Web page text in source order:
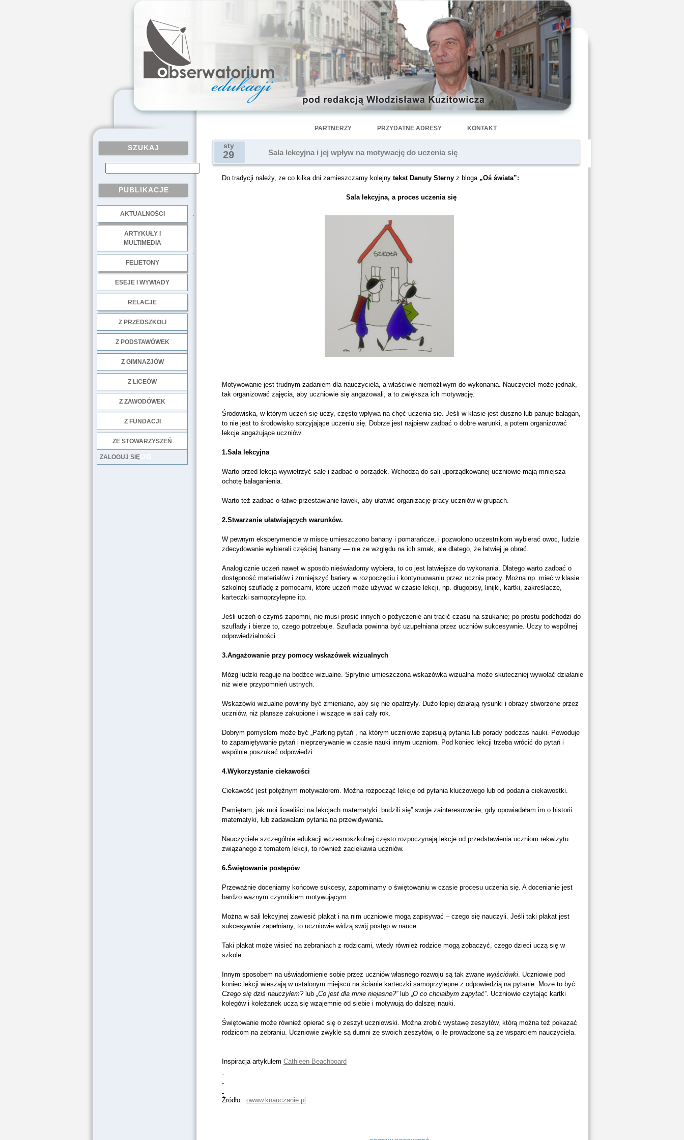
PARTNERZY PRZYDATNE ADRESY KONTAKT
SZUKAJ
PUBLIKACJE
AKTUALNOŚCI
ARTYKUŁY I
MULTIMEDIA
FELIETONY
ESEJE I WYWIADY
RELACJE
Z PRZEDSZKOLI
Z PODSTAWÓWEK
Z GIMNAZJÓW
Z LICEÓW
Z ZAWODÓWEK
Z FUNDACJI
ZE STOWARZYSZEŃ
LOG
ZALOGUJ SIĘ
sty
29 Sala lekcyjna i jej wpływ na motywację do uczenia się
Do tradycji należy, ze co kilka dni zamieszczamy kolejny tekst Danuty Sternyz bloga „Oś świata”:
Sala lekcyjna, a proces uczenia się
Motywowanie jest trudnym zadaniem dla nauczyciela, a właściwie niemożliwym do wykonania. Nauczyciel może jednak,
tak organizować zajęcia, aby uczniowie się angażowali, a to zwiększa ich motywację.
Środowiska, w którym uczeń się uczy, często wpływa na chęć uczenia się. Jeśli w klasie jest duszno lub panuje bałagan,
to nie jest to środowisko sprzyjające uczeniu się. Dobrze jest najpierw zadbać o dobre warunki, a potem organizować
lekcje angażujące uczniów.
1.Sala lekcyjna
Warto przed lekcja wywietrzyć salę i zadbać o porządek. Wchodzą do sali uporządkowanej uczniowie mają mniejsza
ochotę bałaganienia.
Warto też zadbać o łatwe przestawianie ławek, aby ułatwić organizację pracy uczniów w grupach.
2.Stwarzanie ułatwiających warunków.
W pewnym eksperymencie w misce umieszczono banany i pomarańcze, i pozwolono uczestnikom wybierać owoc, ludzie
zdecydowanie wybierali częściej banany — nie ze względu na ich smak, ale dlatego, że łatwiej je obrać.
Analogicznie uczeń nawet w sposób nieświadomy wybiera, to co jest łatwiejsze do wykonania. Dlatego warto zadbać o
dostępność materiałów i zmniejszyć bariery w rozpoczęciu i kontynuowaniu przez ucznia pracy. Można np. mieć w klasie
szkolnej szufladę z pomocami, które uczeń może używać w czasie lekcji, np. długopisy, linijki, kartki, zakreślacze,
karteczki samoprzylepne itp.
Jeśli uczeń o czymś zapomni, nie musi prosić innych o pożyczenie ani tracić czasu na szukanie; po prostu podchodzi do
szuflady i bierze to, czego potrzebuje. Szuflada powinna być uzupełniana przez uczniów sukcesywnie. Uczy to wspólnej
odpowiedzialności.
3.Angażowanie przy pomocy wskazówek wizualnych
Mózg ludzki reaguje na bodźce wizualne. Sprytnie umieszczona wskazówka wizualna może skuteczniej wywołać działanie
niż wiele przypomnień ustnych.
Wskazówki wizualne powinny być zmieniane, aby się nie opatrzyły. Dużo lepiej działają rysunki i obrazy stworzone przez
uczniów, niż plansze zakupione i wiszące w sali cały rok.
Dobrym pomysłem może być „Parking pytań”, na którym uczniowie zapisują pytania lub porady podczas nauki. Powoduje
to zapamiętywanie pytań i nieprzerywanie w czasie nauki innym uczniom. Pod koniec lekcji trzeba wrócić do pytań i
wspólnie poszukać odpowiedzi.
4.Wykorzystanie ciekawości
Ciekawość jest potężnym motywatorem. Można rozpocząć lekcje od pytania kluczowego lub od podania ciekawostki.
Pamiętam, jak moi licealiści na lekcjach matematyki „budzili się” swoje zainteresowanie, gdy opowiadałam im o historii
matematyki, lub zadawalam pytania na przewidywania.
Nauczyciele szczególnie edukacji wczesnoszkolnej często rozpoczynają lekcje od przedstawienia uczniom rekwizytu
związanego z tematem lekcji, to również zaciekawia uczniów.
6.Świętowanie postępów
Przeważnie doceniamy końcowe sukcesy, zapominamy o świętowaniu w czasie procesu uczenia się. A docenianie jest
bardzo ważnym czynnikiem motywującym.
Można w sali lekcyjnej zawiesić plakat i na nim uczniowie mogą zapisywać – czego się nauczyli. Jeśli taki plakat jest
sukcesywnie zapełniany, to uczniowie widzą swój postęp w nauce.
Taki plakat może wisieć na zebraniach z rodzicami, wtedy również rodzice mogą zobaczyć, czego dzieci uczą się w
szkole.
Innym sposobem na uświadomienie sobie przez uczniów własnego rozwoju są tak zwane wyjściówki. Uczniowie pod
koniec lekcji wieszają w ustalonym miejscu na ścianie karteczki samoprzylepne z odpowiedzią na pytanie. Może to być:
Czego się dziś nauczyłem?lub „Co jest dla mnie niejasne?”lub „O co chciałbym zapytać”. Uczniowie czytając kartki
kolegów i koleżanek uczą się wzajemnie od siebie i motywują do dalszej nauki.
Świętowanie może również opierać się o zeszyt uczniowski. Można zrobić wystawę zeszytów, którą można też pokazać
rodzicom na zebraniu. Uczniowie zwykle są dumni ze swoich zeszytów, o ile prowadzone są ze wsparciem nauczyciela.
Inspiracja artykułem Cathleen Beachboard
Źródło: owww.knauczanie.pl